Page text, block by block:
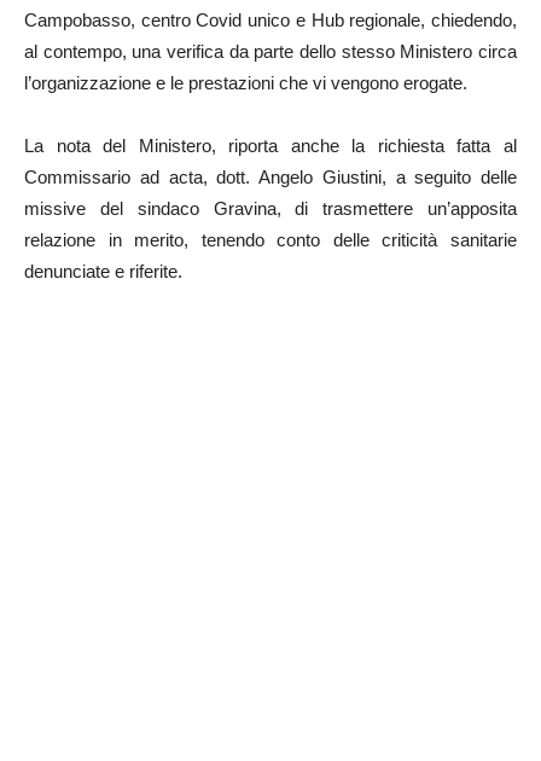
Campobasso, centro Covid unico e Hub regionale, chiedendo,
al contempo, una verifica da parte dello stesso Ministero circa
l’organizzazione e le prestazioni che vi vengono erogate.
La nota del Ministero, riporta anche la richiesta fatta al
Commissario ad acta, dott. Angelo Giustini, a seguito delle
missive del sindaco Gravina, di trasmettere un’apposita
relazione in merito, tenendo conto delle criticità sanitarie
denunciate e riferite.